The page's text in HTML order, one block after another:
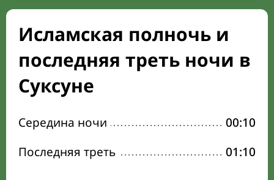
Исламская полночь и
последняя треть ночи в
Суксуне
Середина ночи
00:10
Последняя треть
01:10